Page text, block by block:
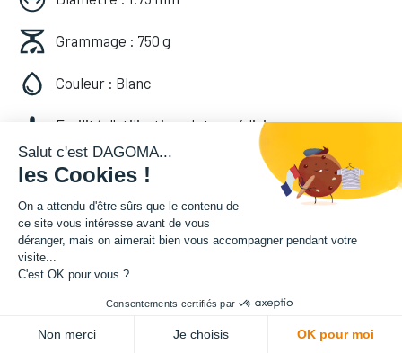
Grammage : 750 g
Couleur : Blanc
Facilité d'utilisation : Intermédiaire
Salut c'est DAGOMA...
les Cookies !
On a attendu d'être sûrs que le contenu de
ce site vous intéresse avant de vous
déranger, mais on aimerait bien vous accompagner pendant votre
visite...
C'est OK pour vous ?
Consentements certifiés par
Non merci Je choisis OK pour moi